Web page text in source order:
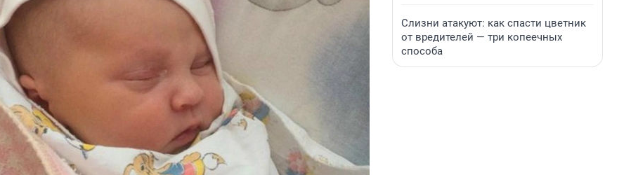
Слизни атакуют: как спасти цветник
от вредителей — три копеечных
способа